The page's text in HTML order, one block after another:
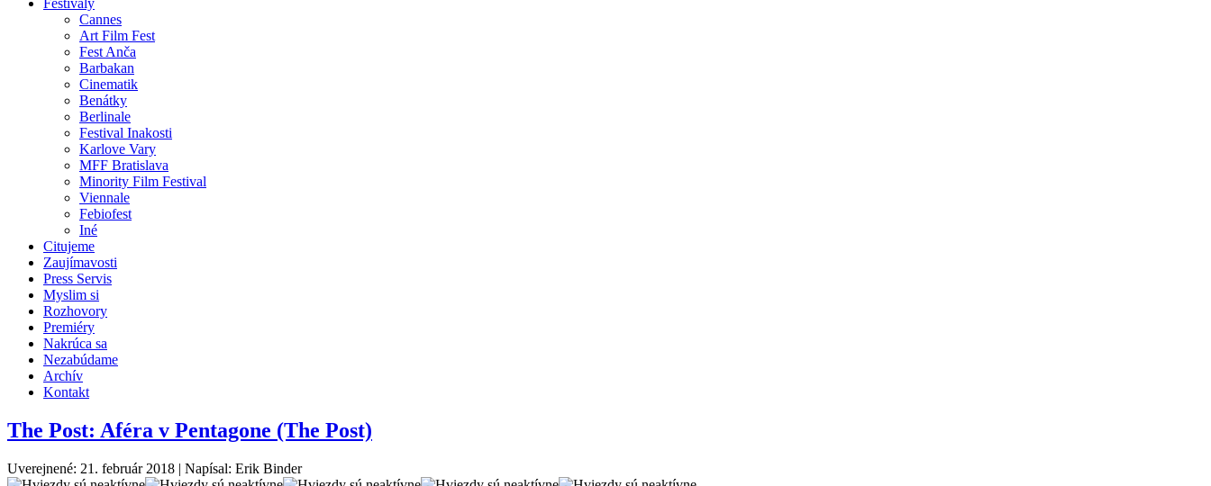
Festivaly
Cannes
Art Film Fest
Fest Anča
Barbakan
Cinematik
Benátky
Berlinale
Festival Inakosti
Karlove Vary
MFF Bratislava
Minority Film Festival
Viennale
Febiofest
Iné
Citujeme
Zaujímavosti
Press Servis
Myslim si
Rozhovory
Premiéry
Nakrúca sa
Nezabúdame
Archív
Kontakt
The Post: Aféra v Pentagone (The Post)
Uverejnené: 21. február 2018 | Napísal: Erik Binder